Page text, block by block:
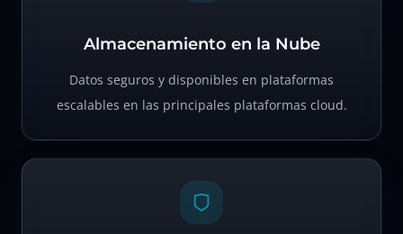
Almacenamiento en la Nube
Datos seguros y disponibles en plataformas
escalables en las principales plataformas cloud.